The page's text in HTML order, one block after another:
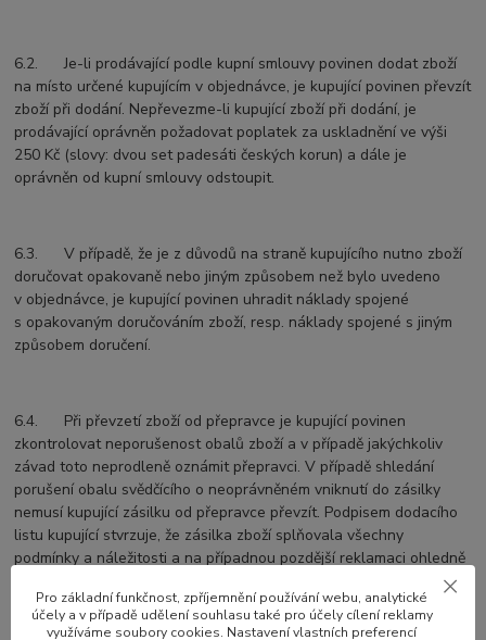
6.2. Je-li prodávající podle kupní smlouvy povinen dodat zboží
na místo určené kupujícím v objednávce, je kupující povinen převzít
zboží při dodání. Nepřevezme-li kupující zboží při dodání, je
prodávající oprávněn požadovat poplatek za uskladnění ve výši
250 Kč (slovy: dvou set padesáti českých korun) a dále je
oprávněn od kupní smlouvy odstoupit.
6.3. V případě, že je z důvodů na straně kupujícího nutno zboží
doručovat opakovaně nebo jiným způsobem než bylo uvedeno
v objednávce, je kupující povinen uhradit náklady spojené
s opakovaným doručováním zboží, resp. náklady spojené s jiným
způsobem doručení.
6.4. Při převzetí zboží od přepravce je kupující povinen
zkontrolovat neporušenost obalů zboží a v případě jakýchkoliv
závad toto neprodleně oznámit přepravci. V případě shledání
porušení obalu svědčícího o neoprávněném vniknutí do zásilky
nemusí kupující zásilku od přepravce převzít. Podpisem dodacího
listu kupující stvrzuje, že zásilka zboží splňovala všechny
podmínky a náležitosti a na případnou pozdější reklamaci ohledně
Pro základní funkčnost, zpříjemnění používání webu, analytické
účely a v případě udělení souhlasu také pro účely cílení reklamy
využíváme soubory cookies. Nastavení vlastních preferencí